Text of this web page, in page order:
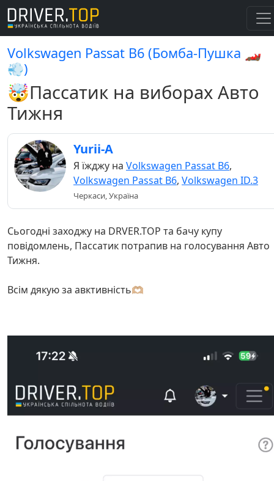
Volkswagen Passat B6 (Бомба-Пушка 🏎️
💨)
🤯Пассатик на виборах Авто
Тижня
Yurii-A
Я їжджу на Volkswagen Passat B6,
Volkswagen Passat B6, Volkswagen ID.3
Черкаси, Україна
Сьогодні заходжу на DRVER.TOP та бачу купу
повідомлень, Пассатик потрапив на голосування Авто
Тижня.
Всім дякую за авктивність🫶🏼